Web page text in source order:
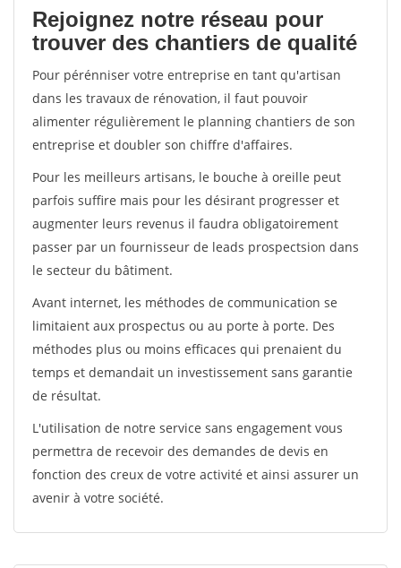
Rejoignez notre réseau pour
trouver des chantiers de qualité
Pour pérénniser votre entreprise en tant qu'artisan
dans les travaux de rénovation, il faut pouvoir
alimenter régulièrement le planning chantiers de son
entreprise et doubler son chiffre d'affaires.
Pour les meilleurs artisans, le bouche à oreille peut
parfois suffire mais pour les désirant progresser et
augmenter leurs revenus il faudra obligatoirement
passer par un fournisseur de leads prospectsion dans
le secteur du bâtiment.
Avant internet, les méthodes de communication se
limitaient aux prospectus ou au porte à porte. Des
méthodes plus ou moins efficaces qui prenaient du
temps et demandait un investissement sans garantie
de résultat.
L'utilisation de notre service sans engagement vous
permettra de recevoir des demandes de devis en
fonction des creux de votre activité et ainsi assurer un
avenir à votre société.